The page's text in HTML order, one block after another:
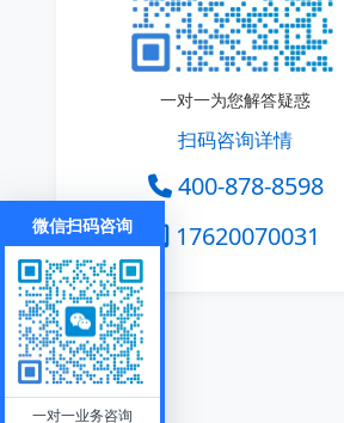
一对一为您解答疑惑
扫码咨询详情
400-878-8598
17620070031
微信扫码咨询
一对一业务咨询